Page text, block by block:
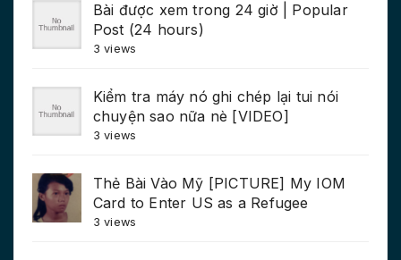
Bài được xem trong 24 giờ | Popular
Post (24 hours)
3 views
Kiểm tra máy nó ghi chép lại tui nói
chuyện sao nữa nè [VIDEO]
3 views
Thẻ Bài Vào Mỹ [PICTURE] My IOM
Card to Enter US as a Refugee
3 views